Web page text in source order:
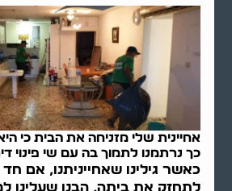
אחיינית שלי מזניחה את הבית כי
כך נרתמנו לתמוך בה עם שי פינוי
כאשר גילינו שאחייניתנו, אם
לתחזק את ביתה, הבנו שעלינו